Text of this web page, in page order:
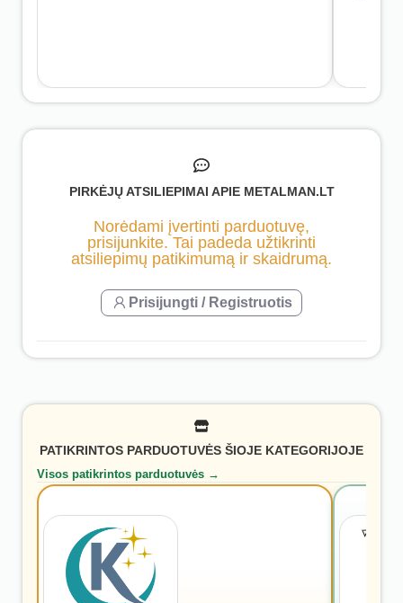
PIRKĖJŲ ATSILIEPIMAI APIE METALMAN.LT
Norėdami įvertinti parduotuvę,
prisijunkite. Tai padeda užtikrinti
atsiliepimų patikimumą ir skaidrumą.
Prisijungti / Registruotis
PATIKRINTOS PARDUOTUVĖS ŠIOJE KATEGORIJOJE
Visos patikrintos parduotuvės →